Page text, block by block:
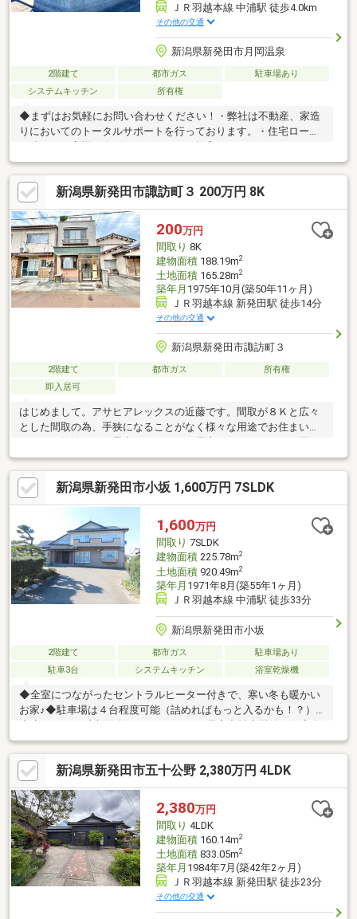
ＪＲ羽越本線 中浦駅 徒歩4.0km
その他の交通
新潟県新発田市月岡温泉
2階建て 都市ガス
駐車場あり
システムキッチン
所有権
◆まずはお気軽にお問い合わせください！・弊社は不動産、家造
りにおいてのトータルサポートを行っております。・住宅ローン
す。・スタッフ一同、誠心誠意ご対応させていただきます！◆経
験知識が豊富なスタッフが在籍！迅速な対応を心掛けておりま
す。・お問合せを受けてから即日ご対応をさせていただきま
す。・その他物件情報も多数ございます！お気軽にお問い合わせ
ください。
新潟県新発田市諏訪町３ 200万円 8K
200万円
間取り 8K
建物面積188.19m2
土地面積165.28m2
築年月 1975年10月(築50年11ヶ月)
ＪＲ羽越本線 新発田駅 徒歩14分
その他の交通
新潟県新発田市諏訪町３
2階建て 都市ガス
所有権
即入居可
はじめまして。アサヒアレックスの近藤です。間取が８Ｋと広々
とした間取の為、手狭になることがなく様々な用途でお住まいい
バーベキューを楽しんだり、夜の晩酌に屋上を使ったり、、様々
な楽しみ方ができます。また簡易的にリフォームをしたい、そん
なご相談も弊社で一括でお手伝いをさせていただきます。ハウス
メーカーの不動産部だからこそできるトータルライフサポート
を。住む前、住んでからと一生のお付き合いをさせていただきま
す。是非まずはご内見ください。
新潟県新発田市小坂 1,600万円 7SLDK
1,600万円
間取り 7SLDK
建物面積225.78m2
土地面積920.49m2
築年月 1971年8月(築55年1ヶ月)
ＪＲ羽越本線 中浦駅 徒歩33分
新潟県新発田市小坂
2階建て 都市ガス
駐車場あり
駐車3台
システムキッチン 浴室乾燥機
◆全室につながったセントラルヒーター付きで、寒い冬も暖かい
お家♪◆駐車場は４台程度可能（詰めればもっと入るかも！？）
立地の物件だから、オンオフのメリハリがつきます◆玄関やリビ
ングには吹抜けがあり、開放感あふれる空間を演出♪◆家族みん
なの希望にも応える７ＳＬＤＫ。実際の空間をご自身で体感くだ
さい◆現況渡し（簡易清掃のみとし、床や壁クロス等の汚損、破
損は現況渡し。カーテンや残置物は不要でしたら撤去します）◆
自分好みの壁紙に変えられます♪（費用別途）
新潟県新発田市五十公野 2,380万円 4LDK
2,380万円
間取り 4LDK
建物面積160.14m2
土地面積833.05m2
築年月 1984年7月(築42年2ヶ月)
ＪＲ羽越本線 新発田駅 徒歩23分
その他の交通